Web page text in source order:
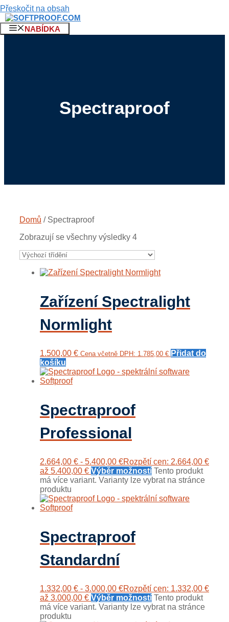
Přeskočit na obsah
NABÍDKA
Spectraproof
Domů / Spectraproof
Zobrazují se všechny výsledky 4
Zařízení Spectralight
Normlight
1.500,00 € Cena včetně DPH: 1.785,00 € Přidat do
košíku
Spectraproof
Professional
2.664,00 € - 5.400,00 €Rozpětí cen: 2.664,00 €
až 5.400,00 € Výběr možností Tento produkt
má více variant. Varianty lze vybrat na stránce
produktu
Spectraproof
Standardní
1.332,00 € - 3.000,00 €Rozpětí cen: 1.332,00 €
až 3.000,00 € Výběr možností Tento produkt
má více variant. Varianty lze vybrat na stránce
produktu